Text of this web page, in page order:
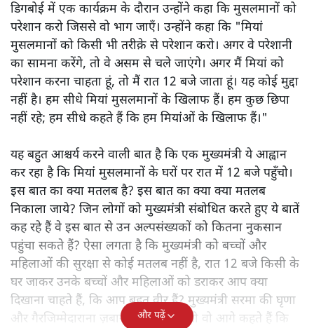
डिगबोई में एक कार्यक्रम के दौरान उन्होंने कहा कि मुसलमानों को
परेशान करो जिससे वो भाग जाएँ। उन्होंने कहा कि "मियां
मुसलमानों को किसी भी तरीक़े से परेशान करो। अगर वे परेशानी
का सामना करेंगे, तो वे असम से चले जाएंगे। अगर मैं मियां को
परेशान करना चाहता हूं, तो मैं रात 12 बजे जाता हूं। यह कोई मुद्दा
नहीं है। हम सीधे मियां मुसलमानों के खिलाफ हैं। हम कुछ छिपा
नहीं रहे; हम सीधे कहते हैं कि हम मियांओं के खिलाफ हैं।"
यह बहुत आश्चर्य करने वाली बात है कि एक मुख्यमंत्री ये आह्वान
कर रहा है कि मियांं मुसलमानों के घरों पर रात में 12 बजे पहुँचो।
इस बात का क्या मतलब है? इस बात का क्या क्या मतलब
निकाला जाये? जिन लोगों को मुख्यमंत्री संबोधित करते हुए ये बातें
कह रहे हैं वे इस बात से उन अल्पसंख्यकों को कितना नुकसान
पहुंचा सकते हैं? ऐसा लगता है कि मुख्यमंत्री को बच्चों और
महिलाओं की सुरक्षा से कोई मतलब नहीं है, रात 12 बजे किसी के
घर जाकर उनके बच्चों और महिलाओं को डराकर आप क्या
दिखाना चाहते हैं, कि आप बहुत वीर हैं? मुख्यमंत्री सरमा की घृणा
और गैरजिम्मेदाराना ज़बान यहीं नहीं रुकती वो आगे कहते हैं कि
और पढ़ें